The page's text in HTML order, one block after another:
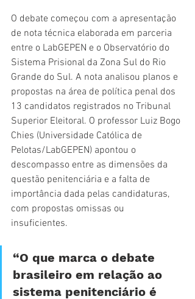
O debate começou com a apresentação
de nota técnica elaborada em parceria
entre o LabGEPEN e o Observatório do
Sistema Prisional da Zona Sul do Rio
Grande do Sul. A nota analisou planos e
propostas na área de política penal dos
13 candidatos registrados no Tribunal
Superior Eleitoral. O professor Luiz Bogo
Chies (Universidade Católica de
Pelotas/LabGEPEN) apontou o
descompasso entre as dimensões da
questão penitenciária e a falta de
importância dada pelas candidaturas,
com propostas omissas ou
insuficientes.
“O que marca o debate
brasileiro em relação ao
sistema penitenciário é